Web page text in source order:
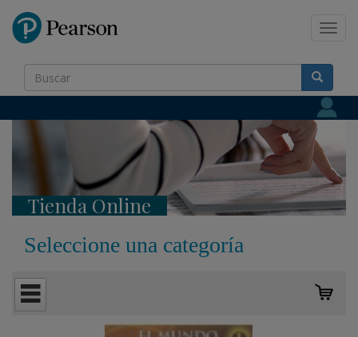
Tienda Online
Seleccione una categoría